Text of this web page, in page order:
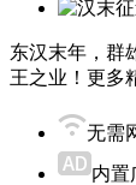
东汉末年，群
王之业！更多
无需
内置